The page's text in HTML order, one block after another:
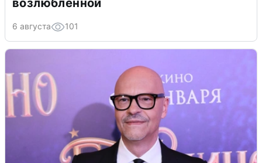
возлюбленной
6 августа 101